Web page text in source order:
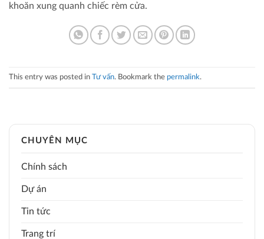
khoăn xung quanh chiếc rèm cửa.
This entry was posted in Tư vấn. Bookmark the permalink.
CHUYÊN MỤC
Chính sách
Dự án
Tin tức
Trang trí